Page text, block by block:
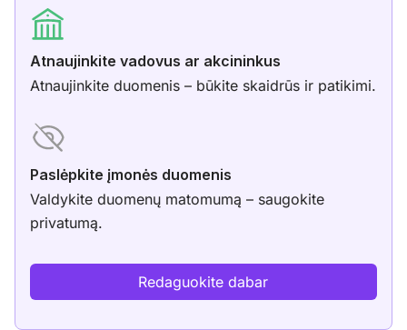
Atnaujinkite vadovus ar akcininkus
Atnaujinkite duomenis – būkite skaidrūs ir patikimi.
Paslėpkite įmonės duomenis
Valdykite duomenų matomumą – saugokite
privatumą.
Redaguokite dabar